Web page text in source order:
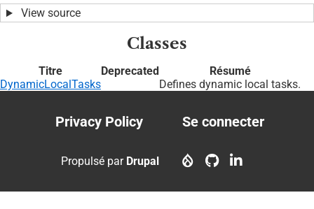
View source
Classes
Titre Deprecated
Résumé
DynamicLocalTasks
Defines dynamic local tasks.
Footer
menu
Privacy Policy
account
Se connecter
Propulsé par Drupal